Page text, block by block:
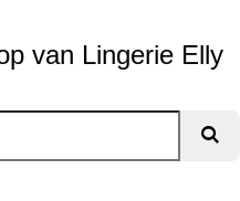
van Lingerie Elly